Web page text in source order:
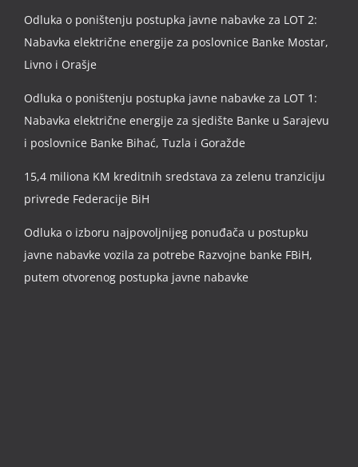
Odluka o poništenju postupka javne nabavke za LOT 2:
Nabavka električne energije za poslovnice Banke Mostar,
Livno i Orašje
Odluka o poništenju postupka javne nabavke za LOT 1:
Nabavka električne energije za sjedište Banke u Sarajevu
i poslovnice Banke Bihać, Tuzla i Goražde
15,4 miliona KM kreditnih sredstava za zelenu tranziciju
privrede Federacije BiH
Odluka o izboru najpovoljnijeg ponuđača u postupku
javne nabavke vozila za potrebe Razvojne banke FBiH,
putem otvorenog postupka javne nabavke